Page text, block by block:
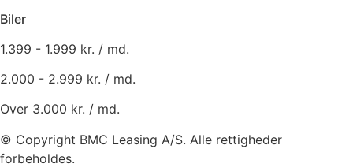
Biler
1.399 - 1.999 kr. / md.
2.000 - 2.999 kr. / md.
Over 3.000 kr. / md.
© Copyright BMC Leasing A/S. Alle rettigheder
forbeholdes.